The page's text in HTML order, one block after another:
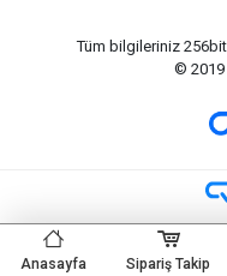
Tüm bilgileriniz
© 2019
Anasayfa Sipariş Takip